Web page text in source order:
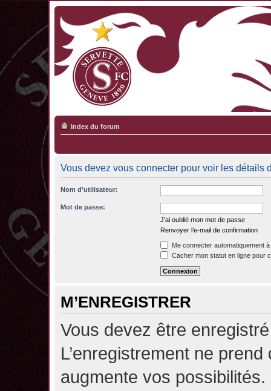
Index du forum
Vous devez vous connecter pour voir les détails
Nom d’utilisateur:
Mot de passe:
J’ai oublié mon mot de passe
Renvoyer l’e-mail de confirmation
Me connecter automatiquement
Cacher mon statut en ligne pour
M’ENREGISTRER
Vous devez être
L’enregistrement ne
augmente vos possibilités.